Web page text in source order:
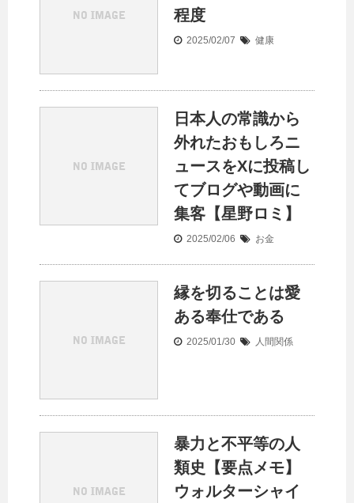
程度
2025/02/07 健康
日本人の常識から
外れたおもしろニ
ュースをXに投稿し
てブログや動画に
集客【星野ロミ】
2025/02/06 お金
縁を切ることは愛
ある奉仕である
2025/01/30 人間関係
暴力と不平等の人
類史【要点メモ】
ウォルターシャイ